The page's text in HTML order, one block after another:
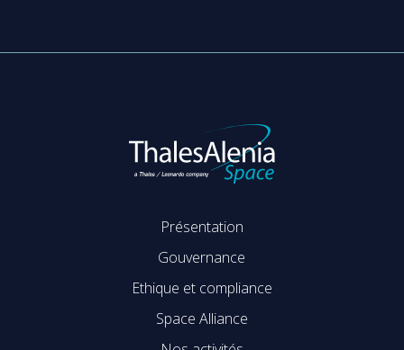
Présentation
Gouvernance
Ethique et compliance
Space Alliance